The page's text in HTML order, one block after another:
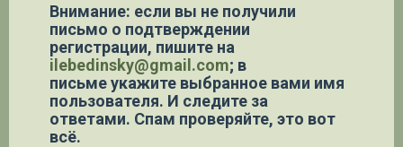
Внимание: если вы не получили
письмо о подтверждении
регистрации, пишите на
ilebedinsky@gmail.com; в
письме укажите выбранное вами имя
пользователя. И следите за
ответами. Спам проверяйте, это вот
всё.